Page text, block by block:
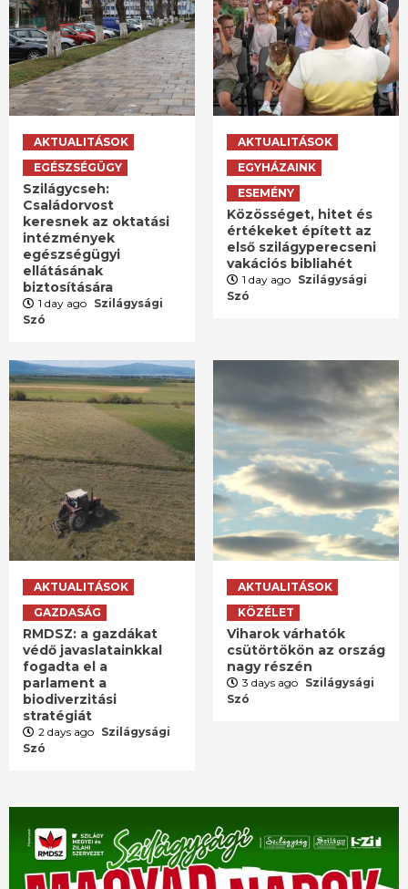
AKTUALITÁSOK
EGÉSZSÉGÜGY
Szilágycseh:
Családorvost
keresnek az oktatási
intézmények
egészségügyi
ellátásának
biztosítására
1 day ago Szilágysági
Szó
AKTUALITÁSOK
EGYHÁZAINK
ESEMÉNY
Közösséget, hitet és
értékeket épített az
első szilágyperecseni
vakációs bibliahét
1 day ago Szilágysági
Szó
AKTUALITÁSOK
GAZDASÁG
RMDSZ: a gazdákat
védő javaslatainkkal
fogadta el a
parlament a
biodiverzitási
stratégiát
2 days ago Szilágysági
Szó
AKTUALITÁSOK
KÖZÉLET
Viharok várhatók
csütörtökön az ország
nagy részén
3 days ago Szilágysági
Szó